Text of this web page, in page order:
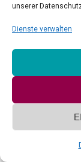
unserer
Dienste verwalten